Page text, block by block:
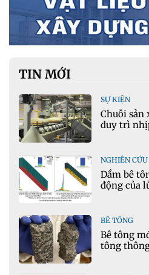
TIN MỚI
SỰ KIỆN
Chuỗi sản
duy trì
NGHIÊN CỨU
Dầm bê
động của
BÊ TÔNG
Bê tông
tông